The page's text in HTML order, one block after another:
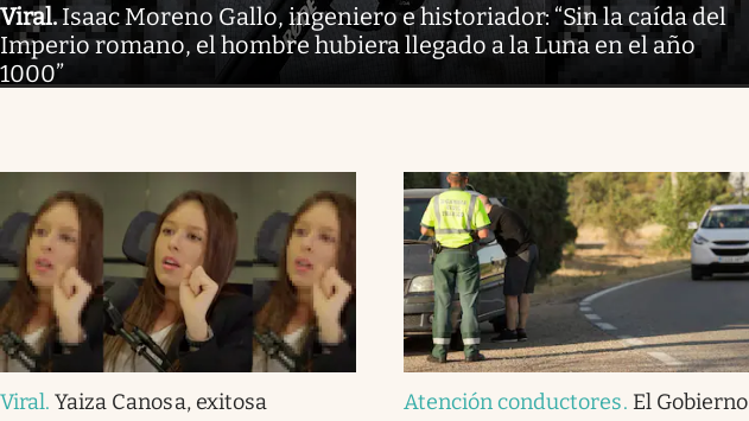
Viral.Isaac Moreno Gallo, ingeniero e historiador: “Sin la caída del
Imperio romano, el hombre hubiera llegado a la Luna en el año
1000”
Viral.Yaiza Canosa, exitosa
Atención conductores. El Gobierno